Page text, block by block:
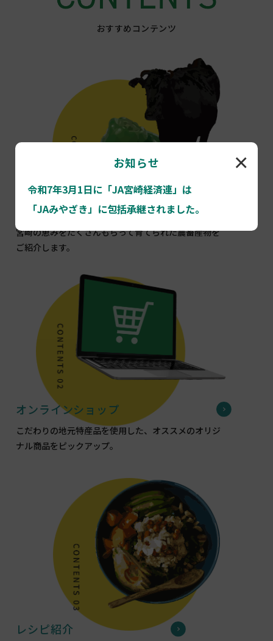
おすすめコンテンツ
宮崎県産 農畜産物
宮崎の恵みをたくさんもらって育てられた農畜産物を
ご紹介します。
オンラインショップ
こだわりの地元特産品を使用した、オススメのオリジ
ナル商品をピックアップ。
レシピ紹介
お知らせ
令和7年3月1日に「JA宮崎経済連」は
「JAみやざき」に包括承継されました。
×